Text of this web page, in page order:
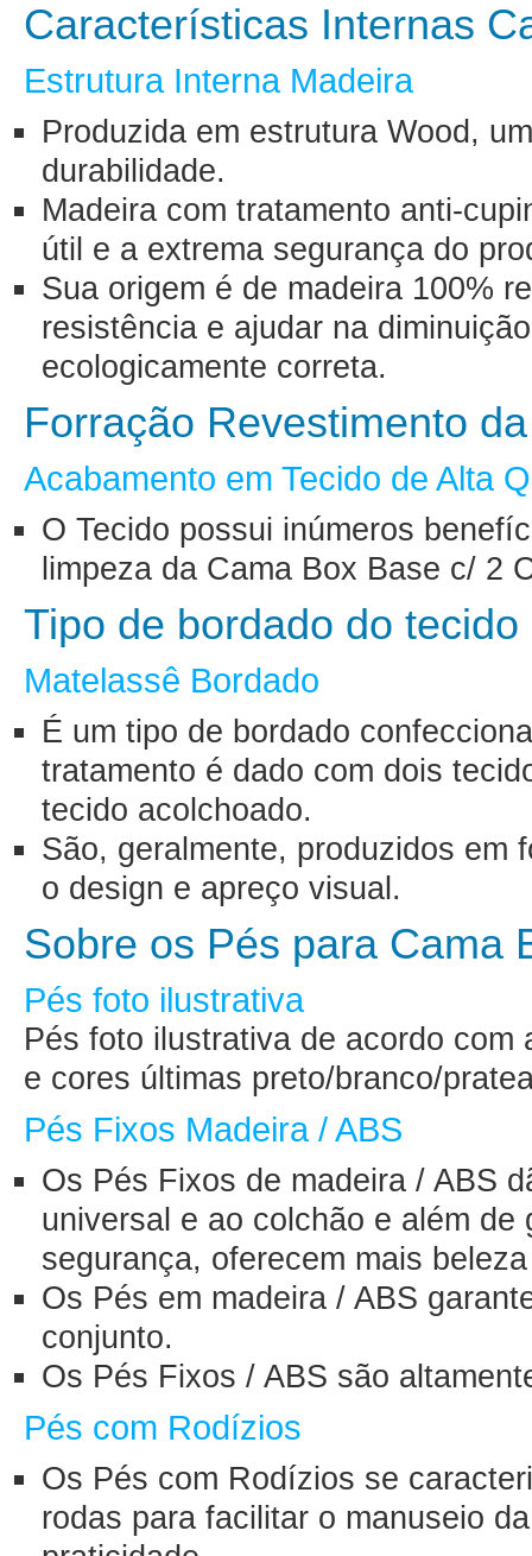
Características Internas
Estrutura Interna Madeira
Produzida em estrutura Wood,
durabilidade.
Madeira com tratamento anti-
útil e a extrema segurança do
Sua origem é de madeira 100%
resistência e ajudar na
ecologicamente correta.
Forração Revestimento
Acabamento em Tecido de Alta
O Tecido possui inúmeros
limpeza da Cama Box Base c/ 2
Tipo de bordado do
Matelassê Bordado
É um tipo de bordado
tratamento é dado com dois
tecido acolchoado.
São, geralmente, produzidos em
o design e apreço visual.
Sobre os Pés para Cama
Pés foto ilustrativa
Pés foto ilustrativa de acordo
e cores últimas preto/branco/
Pés Fixos Madeira / ABS
Os Pés Fixos de madeira / ABS
universal e ao colchão e além de
segurança, oferecem mais
Os Pés em madeira / ABS
conjunto.
Os Pés Fixos / ABS são
Pés com Rodízios
Os Pés com Rodízios se
rodas para facilitar o manuseio